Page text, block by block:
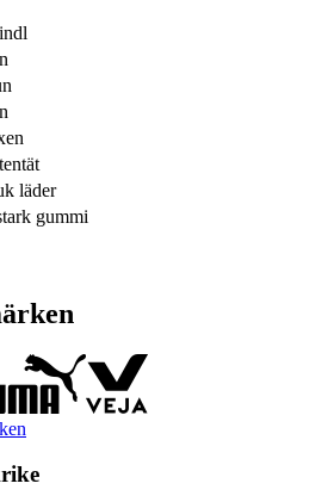
läder
gummi